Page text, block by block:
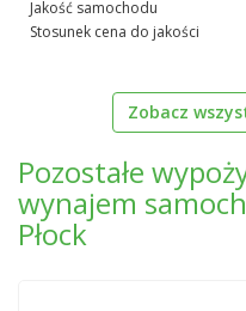
Jakość samochodu
Stosunek cena do jakości
Zobacz
Pozostałe
wynajem
Płock